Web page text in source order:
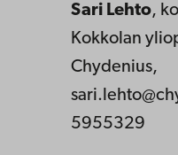
Sari Lehto,
Kokkolan
Chydenius,
5955329